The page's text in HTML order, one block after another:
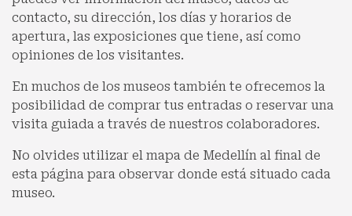
contacto, su dirección, los días y horarios de
apertura, las exposiciones que tiene, así como
opiniones de los visitantes.
En muchos de los museos también te ofrecemos la
posibilidad de comprar tus entradas o reservar una
visita guiada a través de nuestros colaboradores.
No olvides utilizar el mapa de Medellín al final de
esta página para observar donde está situado cada
museo.